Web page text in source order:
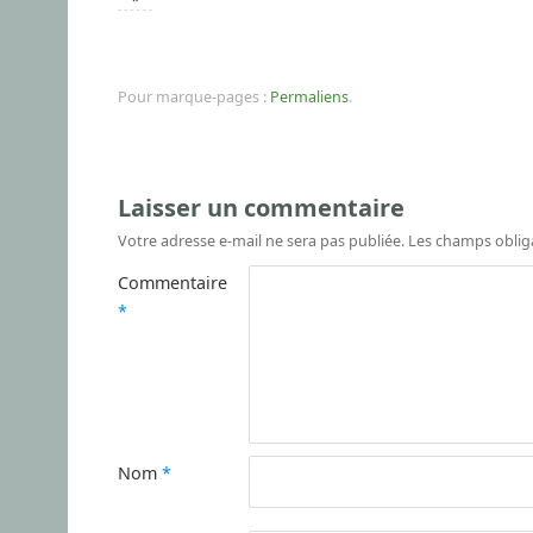
Pour marque-pages : Permaliens.
Laisser un commentaire
Votre adresse e-mail ne sera pas publiée. Les champs
Commentaire
*
Nom *